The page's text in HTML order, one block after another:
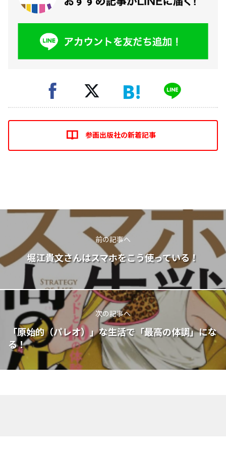
参画出版社の新着記事
前の記事へ
堀江貴文さんはスマホをこう使っている！
次の記事へ
「原始的（パレオ）」な生活で「最高の体調」にな
る！